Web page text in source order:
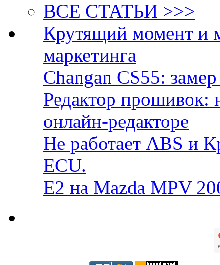
ВСЕ СТАТЬИ >>>
Крутящий момент и
маркетинга
Changan CS55:
Редактор прошивок:
онлайн-редакторе
Не работает ABS и
ECU.
E2 на Mazda MPV